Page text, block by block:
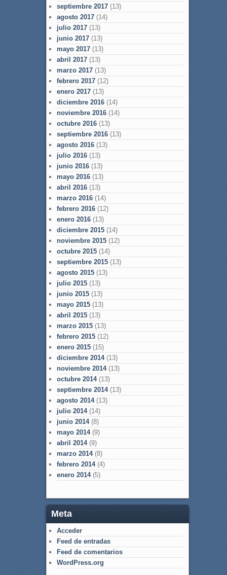
septiembre 2017(13)
agosto 2017(14)
julio 2017(13)
junio 2017(13)
mayo 2017(13)
abril 2017(13)
marzo 2017(13)
febrero 2017(12)
enero 2017(13)
diciembre 2016(14)
noviembre 2016(14)
octubre 2016(13)
septiembre 2016(13)
agosto 2016(13)
julio 2016(13)
junio 2016(13)
mayo 2016(13)
abril 2016(13)
marzo 2016(14)
febrero 2016(12)
enero 2016(13)
diciembre 2015(14)
noviembre 2015(12)
octubre 2015(14)
septiembre 2015(13)
agosto 2015(13)
julio 2015(13)
junio 2015(13)
mayo 2015(13)
abril 2015(13)
marzo 2015(13)
febrero 2015(12)
enero 2015(15)
diciembre 2014(13)
noviembre 2014(13)
octubre 2014(13)
septiembre 2014(13)
agosto 2014(13)
julio 2014(14)
junio 2014(8)
mayo 2014(9)
abril 2014(9)
marzo 2014(8)
febrero 2014(4)
enero 2014(5)
Meta
Acceder
Feed de entradas
Feed de comentarios
WordPress.org